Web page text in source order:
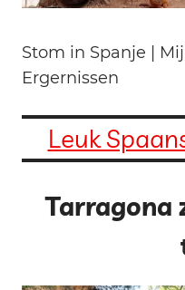
Stom in Spanje |
Ergernissen
Leuk
Tarragona